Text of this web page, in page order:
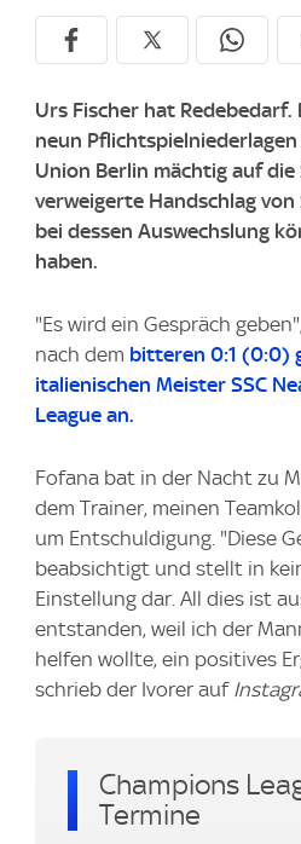
Urs Fischer hat Redebedarf.
neun
Union Berlin mächtig auf
verweigerte Handschlag
bei dessen Auswechslung
haben.
"Es wird ein Gespräch
nach dem bitteren 0:1 (0:0)
italienischen Meister SSC
League an.
Fofana bat in der Nacht zu
dem Trainer, meinen
um Entschuldigung. "Diese
beabsichtigt und stellt in
Einstellung dar. All dies ist
entstanden, weil ich der
helfen wollte, ein positives
schrieb der Ivorer auf
Champions
Termine